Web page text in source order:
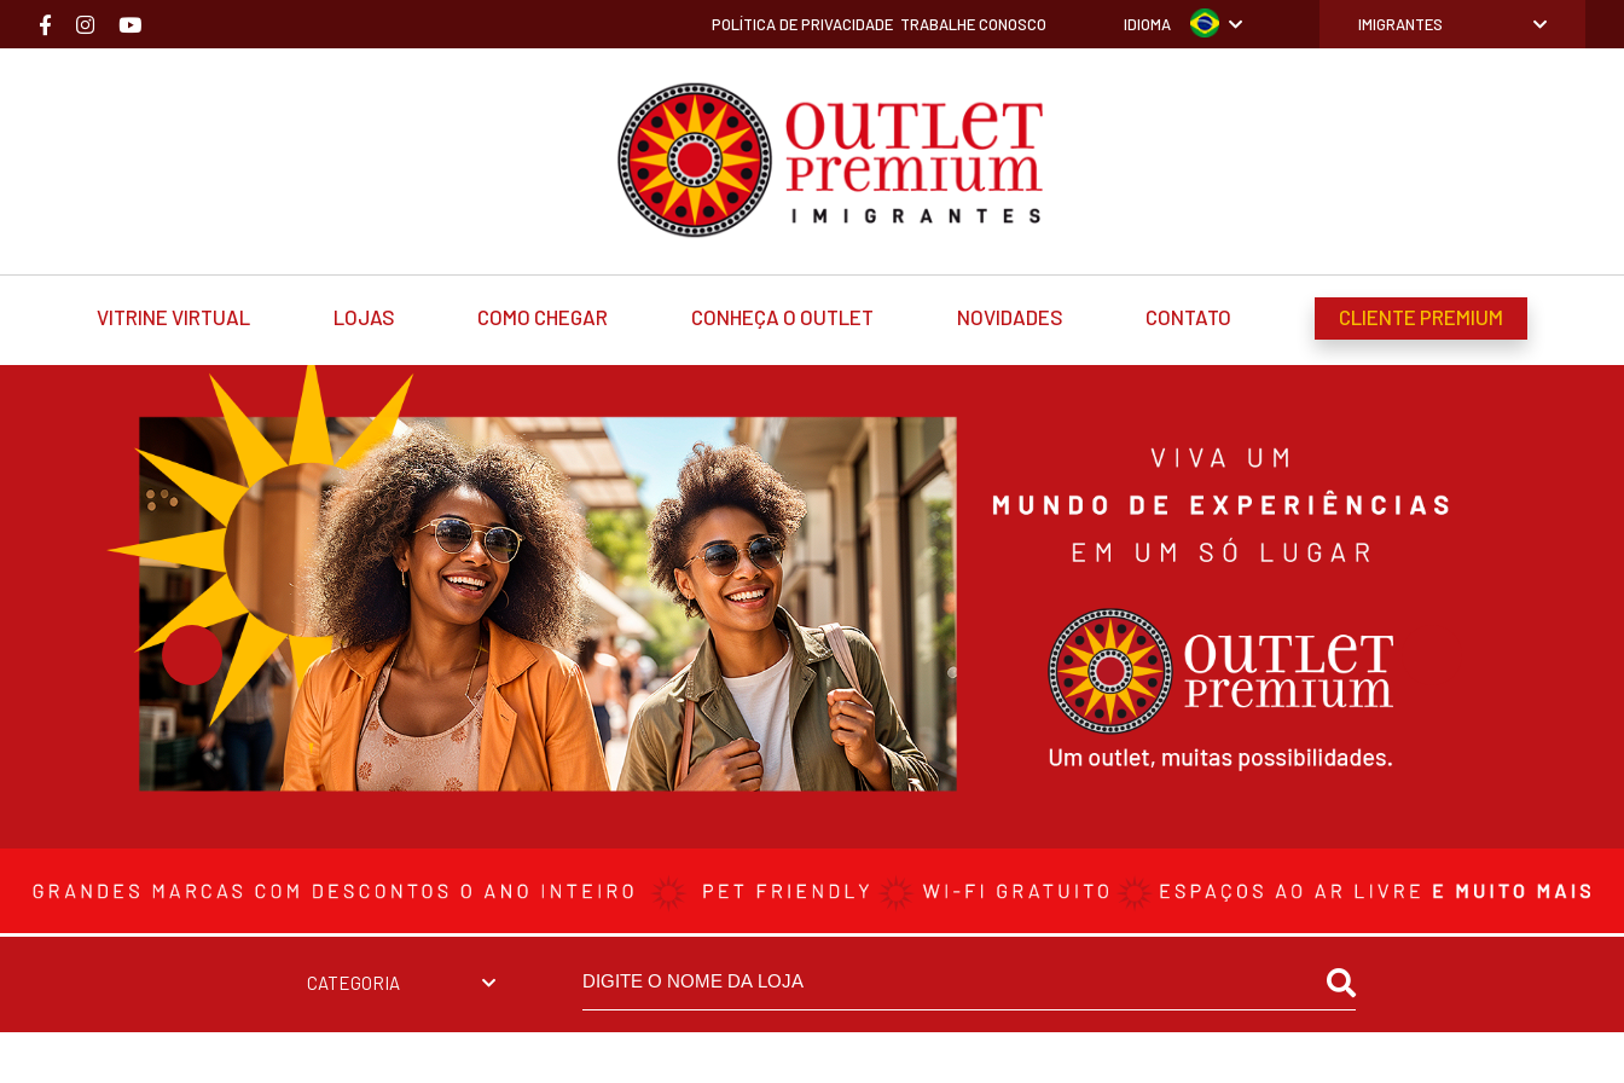
POLÍTICA DE PRIVACIDADE TRABALHE CONOSCO IDIOMA IMIGRANTES
VITRINE VIRTUAL LOJAS COMO CHEGAR CONHEÇA O OUTLET NOVIDADES CONTATO CLIENTE PREMIUM
CATEGORIA